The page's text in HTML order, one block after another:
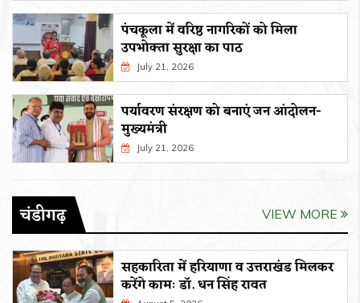
पंचकूला में वरिष्ठ नागरिकों को मिला
उपभोक्ता सुरक्षा का पाठ
July 21, 2026
पर्यावरण संरक्षण को बनाएं जन आंदोलन-
मुख्यमंत्री
July 21, 2026
चंडीगढ़ VIEW MORE
सहकारिता में हरियाणा व उत्तराखंड मिलकर
करेंगे कामः डाॅ. धन सिंह रावत